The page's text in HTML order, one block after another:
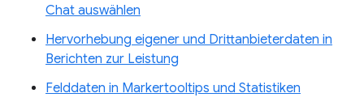
Chat auswählen
Hervorhebung eigener und Drittanbieterdaten in
Berichten zur Leistung
Felddaten in Markertooltips und Statistiken